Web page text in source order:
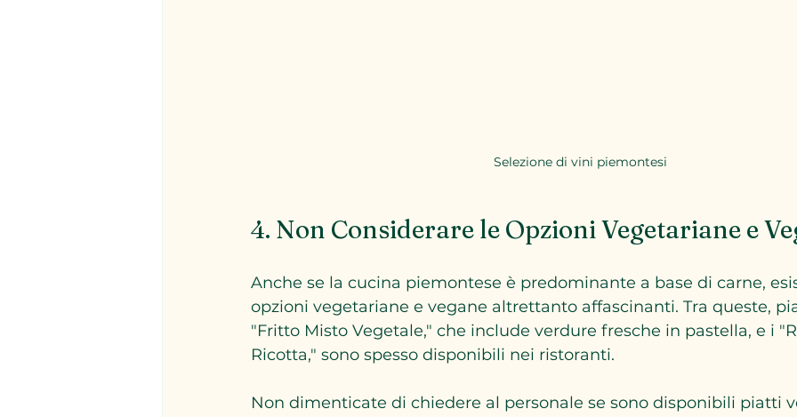
Selezione di vini piemontesi
4. Non Considerare le Opzioni Vegetariane e
Anche se la cucina piemontese è predominante a base di carne,
opzioni vegetariane e vegane altrettanto affascinanti. Tra queste,
"Fritto Misto Vegetale," che include verdure fresche in pastella, e i
Ricotta," sono spesso disponibili nei ristoranti.
Non dimenticate di chiedere al personale se sono disponibili piatti